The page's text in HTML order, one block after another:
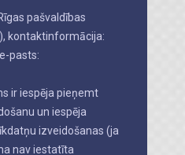
pašvaldības
kontaktinformācija:
pasts:
ir iespēja pieņemt
un iespēja
izveidošanas (ja
nav iestatīta